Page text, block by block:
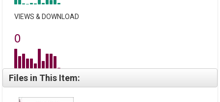
VIEWS & DOWNLOAD
0
Files in This Item: